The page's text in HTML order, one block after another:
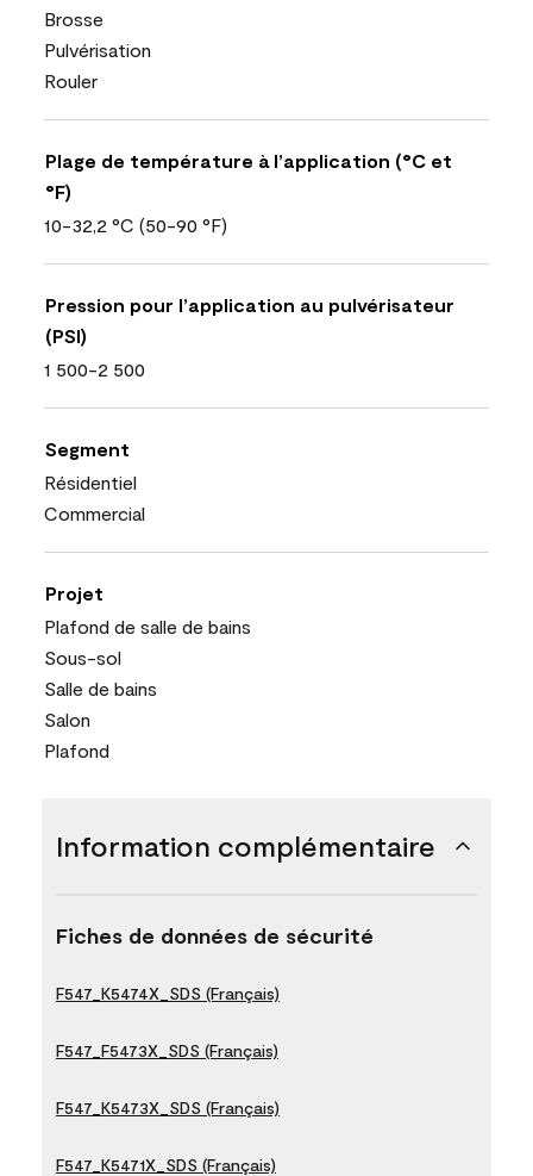
Brosse
Pulvérisation
Rouler
Plage de température à l’application (°C et
°F)
10-32,2 °C (50-90 °F)
Pression pour l’application au pulvérisateur
(PSI)
1 500-2 500
Segment
Résidentiel
Commercial
Projet
Plafond de salle de bains
Sous-sol
Salle de bains
Salon
Plafond
Information complémentaire
Fiches de données de sécurité
F547_K5474X_SDS (Français)
F547_F5473X_SDS (Français)
F547_K5473X_SDS (Français)
F547_K5471X_SDS (Français)